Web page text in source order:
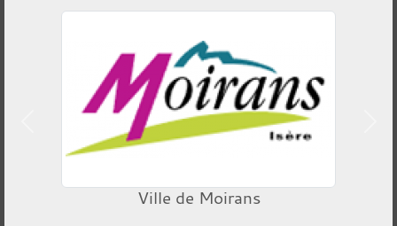
Ville de Moirans